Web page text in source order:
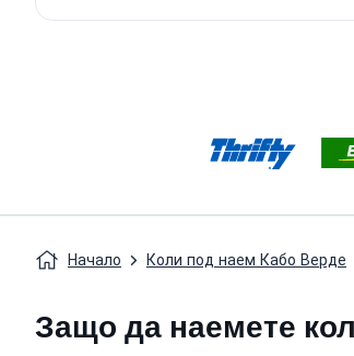
Начало Коли под наем Кабо Верде
Защо да наемете